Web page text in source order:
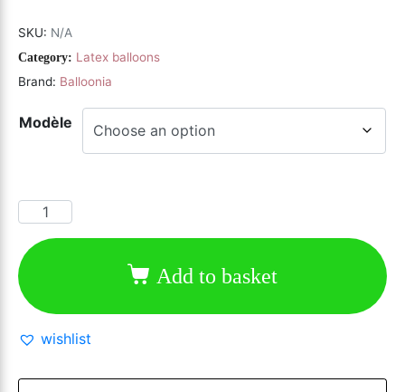
SKU: N/A
Category: Latex balloons
Brand: Balloonia
Modèle
Add to basket
wishlist